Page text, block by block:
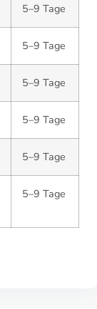
5–9 Tage
5–9 Tage
5–9 Tage
5–9 Tage
5–9 Tage
5–9 Tage